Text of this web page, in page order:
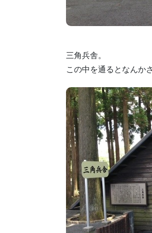
三角兵舎。
この中を通るとなんか